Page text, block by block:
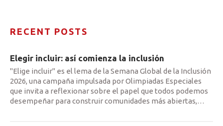
RECENT POSTS
Elegir incluir: así comienza la inclusión
"Elige incluir" es el lema de la Semana Global de la Inclusión
2026, una campaña impulsada por Olimpiadas Especiales
que invita a reflexionar sobre el papel que todos podemos
desempeñar para construir comunidades más abiertas,…